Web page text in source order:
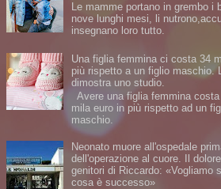
Le mamme portano in grembo i
nove lunghi mesi, li
insegnano loro tutto.
Una figlia femmina ci costa 34
più rispetto a un figlio maschio.
dimostra uno studio.
Avere una figlia femmina
mila euro in più rispetto ad un
maschio.
Neonato muore all'ospedale
dell'operazione al cuore. Il
genitori di Riccardo: «Vogliamo
cosa è successo»